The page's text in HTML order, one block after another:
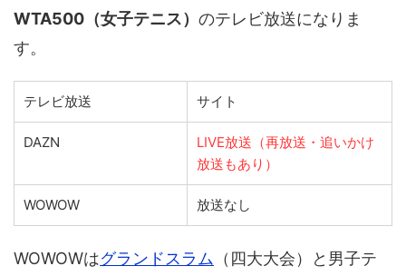
WTA500（女子テニス） のテレビ放送になりま
す。
テレビ放送 サイト
DAZN
LIVE放送（再放送・追いかけ
放送もあり）
WOWOW 放送なし
WOWOWはグランドスラム （四大大会）と男子テ